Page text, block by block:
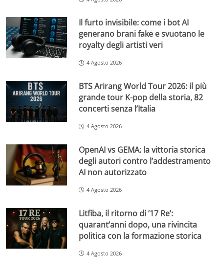
Il furto invisibile: come i bot AI
generano brani fake e svuotano le
royalty degli artisti veri
4 Agosto 2026
BTS Arirang World Tour 2026: il più
grande tour K-pop della storia, 82
concerti senza l’Italia
4 Agosto 2026
OpenAI vs GEMA: la vittoria storica
degli autori contro l’addestramento
AI non autorizzato
4 Agosto 2026
Litfiba, il ritorno di ’17 Re’:
quarant’anni dopo, una rivincita
politica con la formazione storica
4 Agosto 2026